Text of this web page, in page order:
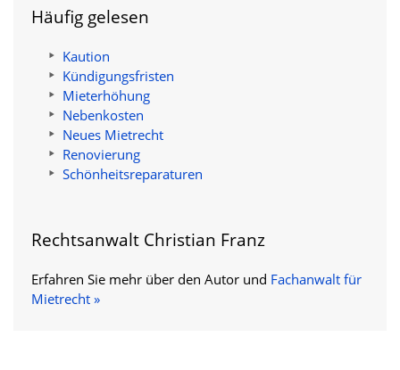
Häufig gelesen
Kaution
Kündigungsfristen
Mieterhöhung
Nebenkosten
Neues Mietrecht
Renovierung
Schönheitsreparaturen
Rechtsanwalt Christian Franz
Erfahren Sie mehr über den Autor und Fachanwalt für
Mietrecht »